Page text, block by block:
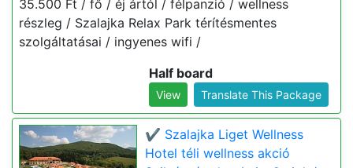
35.500 Ft / fő / éj ártól / félpanzió / wellness
részleg / Szalajka Relax Park térítésmentes
szolgáltatásai / ingyenes wifi /
Half board
View Translate This Package
✔️ Szalajka Liget Wellness
Hotel téli wellness akció